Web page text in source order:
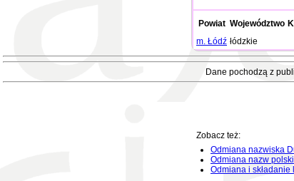
Powiat Województwo
m. Łódź łódzkie
Dane pochodzą z
Zobacz też:
Odmiana nazwiska
Odmiana nazw
Odmiana i